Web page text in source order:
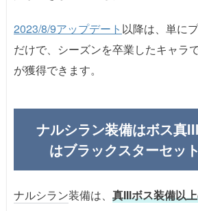
2023/8/9アップデート 以降は、単に
だけで、シーズンを卒業したキャラ
が獲得できます。
ナルシラン装備はボス真
はブラックスターセッ
ナルシラン装備は、 真IIIボス装備以